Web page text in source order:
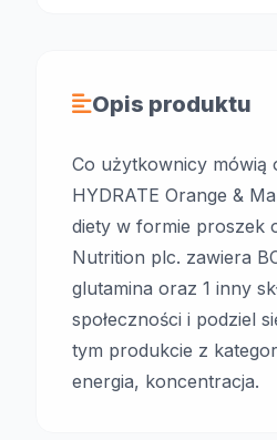
Opis produktu
Co użytkownicy mówią
HYDRATE Orange &
diety w formie proszek
Nutrition plc. zawiera
glutamina oraz 1 inny
społeczności i podziel
tym produkcie z
energia, koncentracja.